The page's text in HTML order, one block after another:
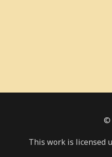
©
This work is licensed